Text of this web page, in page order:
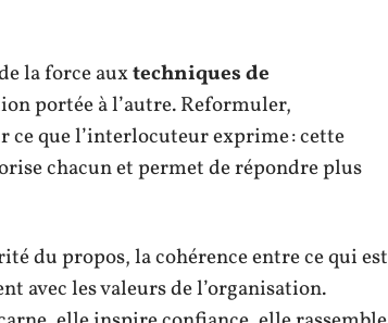
la force auxtechniques de
portée à l’autre. Reformuler,
que l’interlocuteur exprime : cette
chacun et permet de répondre plus
du propos, la cohérence entre ce qui est
avec les valeurs de l’organisation.